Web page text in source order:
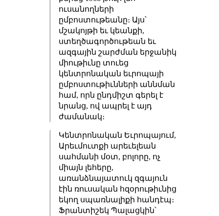
ուսանողների
ըմբոստութեանը։ Այս՝
մշակոյթի եւ կեանքի,
ստեղծագործութեան եւ
ազգային շարժման երջանիկ
միութիւնը տուեց
կենտրոնական եւրոպայի
ըմբոստութիւնների աննման
համ, որն ընդմիշտ գերել է
նրանց, ով ապրել է այդ
ժամանակ։
Կենտրոնական Եւրոպայում,
Արեւմուտքի արեւելեան
սահմանի մօտ, բոլորը, ոչ
միայն լեհերը,
առանձնայատուկ զգայուն
էին ռուսական հզօրութիւնից
եկող սպառնալիքի հանդէպ։
Ֆրանտիշեկ Պալացկին՝